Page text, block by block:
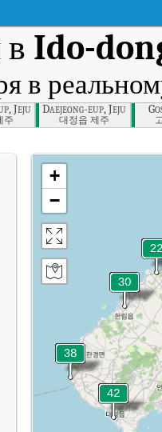
в Ido-
в
Jeju
주
Daejeong-eup, Jeju
대정읍 제주
Ido-dong, Jeju-si, Jeju.
+
−